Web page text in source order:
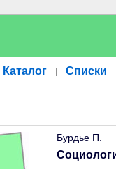
Каталог Списки
Бурдье П.